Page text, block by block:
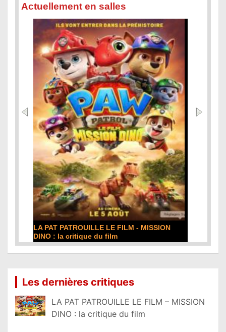
Actuellement en salles
LA PAT PATROUILLE LE FILM - MISSION
DINO : la critique du film
Les dernières critiques
LA PAT PATROUILLE LE FILM – MISSION
DINO : la critique du film